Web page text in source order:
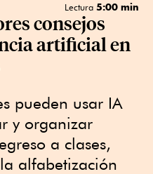
Lectura 5:00 min
consejos
artificial en
pueden usar IA
y organizar
a clases,
alfabetización